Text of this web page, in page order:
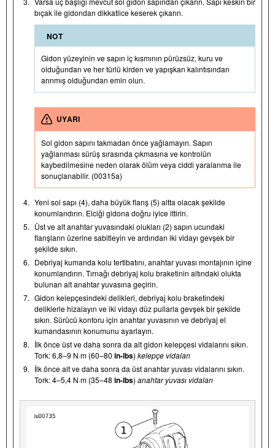
bıçak ile gidondan dikkatlice keserek çıkarın.
NOT
Gidon yüzeyinin ve sapın iç kısmının pürüzsüz, kuru ve
olduğundan ve her türlü kirden ve yapışkan kalıntısından
arınmış olduğundan emin olun.
UYARI
Sol gidon sapını takmadan önce yağlamayın. Sapın
yağlanması sürüş sırasında çıkmasına ve kontrolün
kaybedilmesine neden olarak ölüm veya ciddi yaralanma ile
sonuçlanabilir. (00315a)
4. Yeni sol sapı (4), daha büyük flanş (5) altta olacak şekilde
konumlandırın. Elciği gidona doğru iyice ittirin.
5. Üst ve alt anahtar yuvasındaki olukları (2) sapın ucundaki
flanşların üzerine sabitleyin ve ardından iki vidayı gevşek bir
şekilde sıkın.
6. Debriyaj kumanda kolu tertibatını, anahtar yuvası montajının içine
konumlandırın. Tırnağı debriyaj kolu braketinin altındaki olukta
bulunan alt anahtar yuvasına geçirin.
7. Gidon kelepçesindeki delikleri, debriyaj kolu braketindeki
deliklerle hizalayın ve iki vidayı düz pullarla gevşek bir şekilde
sıkın. Sürücü konforu için anahtar yuvasının ve debriyaj el
kumandasının konumunu ayarlayın.
8. İlk önce üst ve daha sonra da alt gidon kelepçesi vidalarını sıkın.
Tork: 6,8–9 N·m (60–80 in-lbs) kelepçe vidaları
9. İlk önce alt ve daha sonra da üst anahtar yuvası vidalarını sıkın.
Tork: 4–5,4 N·m (35–48 in-lbs) anahtar yuvası vidaları